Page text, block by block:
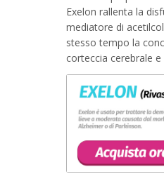
Exelon rallenta la
mediatore di
stesso tempo la
corteccia cerebrale e